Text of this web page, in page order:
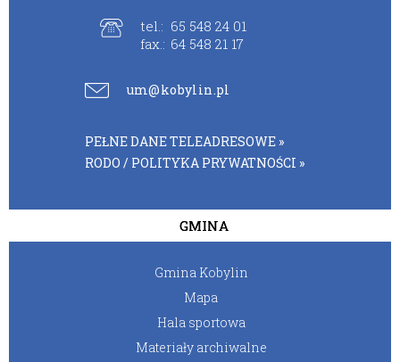
tel.: 65 548 24 01
fax.: 64 548 21 17
um@kobylin.pl
PEŁNE DANE TELEADRESOWE »
RODO / POLITYKA PRYWATNOŚCI »
GMINA
Gmina Kobylin
Mapa
Hala sportowa
Materiały archiwalne